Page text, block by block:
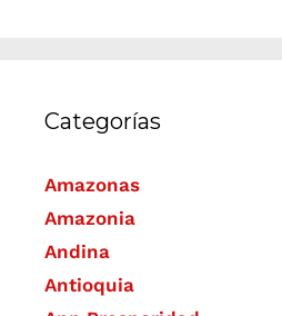
Categorías
Amazonas
Amazonia
Andina
Antioquia